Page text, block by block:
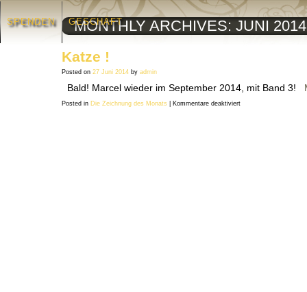
SPENDEN GESCHÄFT
MONTHLY ARCHIVES: JUNI 2014
Katze !
Posted on 27 Juni 2014 by admin
Bald! Marcel wieder im September 2014, mit Band 3!
Posted in Die Zeichnung des Monats Kommentare deaktiviertfür